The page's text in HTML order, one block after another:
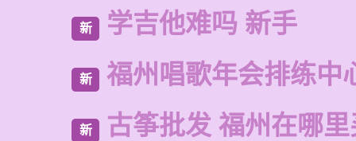
新 学吉他难吗 新手
新 福州唱歌年会排练中
新 古筝批发 福州在哪